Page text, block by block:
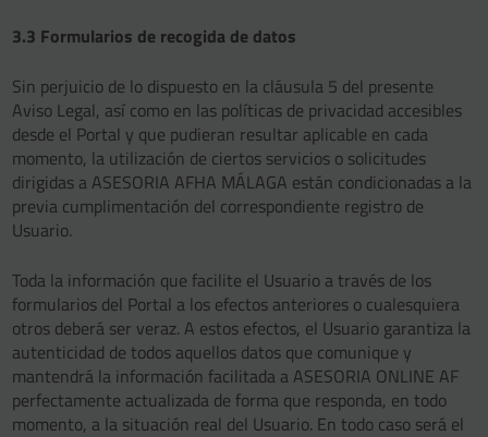
3.3 Formularios de recogida de datos
Sin perjuicio de lo dispuesto en la cláusula 5 del presente
Aviso Legal, así como en las políticas de privacidad accesibles
desde el Portal y que pudieran resultar aplicable en cada
momento, la utilización de ciertos servicios o solicitudes
dirigidas a ASESORIA AFHA MÁLAGA están condicionadas a la
previa cumplimentación del correspondiente registro de
Usuario.
Toda la información que facilite el Usuario a través de los
formularios del Portal a los efectos anteriores o cualesquiera
otros deberá ser veraz. A estos efectos, el Usuario garantiza la
autenticidad de todos aquellos datos que comunique y
mantendrá la información facilitada a ASESORIA ONLINE AF
perfectamente actualizada de forma que responda, en todo
momento, a la situación real del Usuario. En todo caso será el